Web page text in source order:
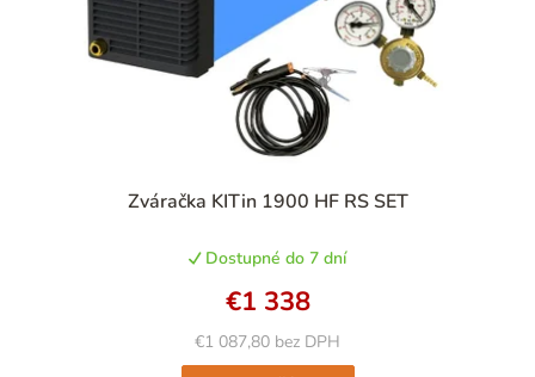
Zváračka KITin 1900 HF RS SET
Dostupné do 7 dní
€1 087,80 bez DPH
€1 338